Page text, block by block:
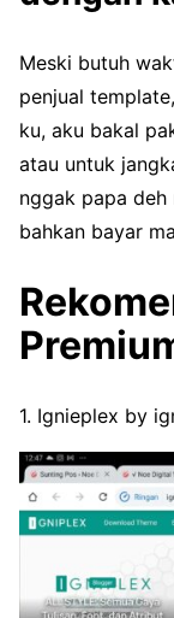
Meski butuh
penjual
ku, aku bakal
atau untuk
nggak papa
bahkan bayar
1. Ignieplex by